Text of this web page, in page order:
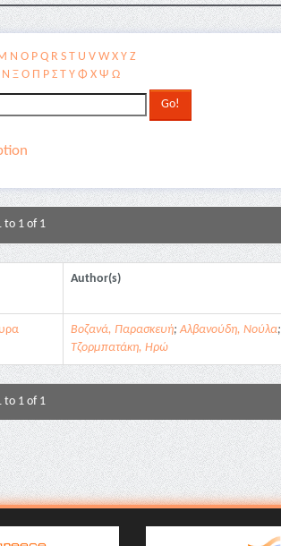
N O P Q R S T U V W X Y Z
Ν Ξ Ο Π Ρ Σ Τ Υ Φ Χ Ψ Ω
to 1 of 1
Author(s)
Βοζανά, Παρασκευή;Αλβανούδη, Νούλα;
Τζορμπατάκη, Ηρώ
to 1 of 1